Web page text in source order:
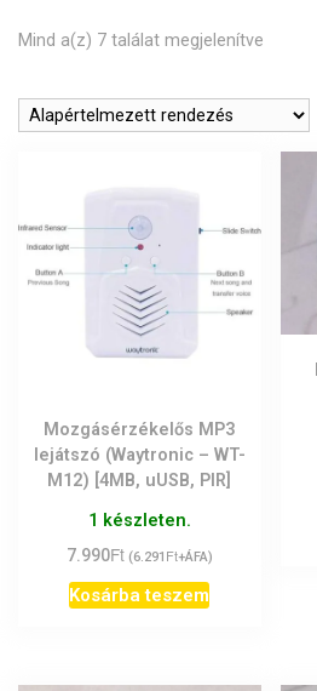
Mind a(z) 7 találat megjelenítve
Mozgásérzékelős MP3
lejátszó (Waytronic – WT-
M12) [4MB, uUSB, PIR]
1 készleten.
7.990Ft (6.291 Ft+ÁFA)
Kosárba teszem